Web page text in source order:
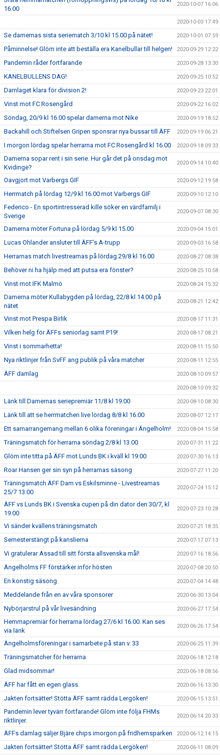
16.00
2020-10-07 16:06
2020-10-03 17:49
Se damernas sista seriematch 3/10 kl 15.00 på nätet! 2020-10-01 07:59
Påminnelse! Glöm inte att beställa era Kanelbullar till helgen! 2020-09-29 12:22
Pandemin råder fortfarande 2020-09-28 13:30
KANELBULLENS DAG! 2020-09-25 10:52
Damlaget klara för division 2! 2020-09-23 22:01
Vinst mot FC Rosengård 2020-09-22 16:02
Söndag, 20/9 kl 16.00 spelar damerna mot Nike 2020-09-19 18:52
Backahill och Stiftelsen Gripen sponsrar nya bussar till ÄFF 2020-09-19 06:21
I morgon lördag spelar herrarna mot FC Rosengård kl 16.00 2020-09-18 09:33
Damerna sopar rent i sin serie. Hur går det på onsdag mot
Kvidinge?
2020-09-14 10:40
Oavgjort mot Varbergs GIF 2020-09-12 19:58
Herrmatch på lördag 12/9 kl 16.00 mot Varbergs GIF 2020-09-10 12:10
Federico - En sportintresserad kille söker en värdfamilj i
Sverige
2020-09-07 08:30
Damerna möter Fortuna på lördag 5/9 kl 15.00 2020-09-04 15:01
Lucas Ohlander ansluter till ÄFF’s A-trupp 2020-09-03 16:58
Herrarnas match livestreamas på lördag 29/8 kl 16.00 2020-08-27 08:38
Behöver ni ha hjälp med att putsa era fönster? 2020-08-25 10:58
Vinst mot IFK Malmö 2020-08-24 15:32
Damerna möter Kullabygden på lördag, 22/8 kl 14.00 på
nätet
2020-08-21 12:42
Vinst mot Prespa Birlik 2020-08-17 11:31
Vilken helg för ÄFFs seniorlag samt P19! 2020-08-17 08:21
Vinst i sommarhetta! 2020-08-11 15:50
Nya riktlinjer från SvFF ang publik på våra matcher 2020-08-11 12:55
ÄFF damlag 2020-08-10 09:57
2020-08-10 09:32
Länk till Damernas seriepremiär 11/8 kl 19.00 2020-08-10 08:30
Länk till att se herrmatchen live lördag 8/8 kl 16.00 2020-08-07 12:17
Ett samarrangemang mellan 6 olika föreningar i Ängelholm! 2020-08-04 15:58
Träningsmatch för herrarna söndag 2/8 kl 13.00 2020-07-31 11:22
Glöm inte titta på ÄFF mot Lunds BK i kväll kl 19:00 2020-07-30 16:13
Roar Hansen ger sin syn på herrarnas säsong 2020-07-27 11:20
Träningsmatch ÄFF Dam vs Eskilsminne - Livestreamas
25/7 13:00
2020-07-24 15:12
ÄFF vs Lunds BK i Svenska cupen på din dator den 30/7, kl
19:00
2020-07-23 10:28
Vi sänder kvällens träningsmatch 2020-07-21 18:35
Semesterstängt på kanslierna 2020-07-17 07:13
Vi gratulerar Assad till sitt första allsvenska mål! 2020-07-16 18:56
Ängelholms FF förstärker inför hösten 2020-07-08 20:50
En konstig säsong 2020-07-04 14:48
Meddelande från en av våra sponsorer 2020-06-30 13:04
Nybörjarstrul på vår livesändning 2020-06-27 17:54
Hemmapremiär för herrarna lördag 27/6 kl 16.00. Kan ses
via länk
2020-06-26 17:54
Ängelholmsföreningar i samarbete på stan v. 33 2020-06-25 11:39
Träningsmatcher för herrarna 2020-06-18 12:18
Glad midsommar! 2020-06-18 08:56
ÄFF har fått en egen glass. 2020-06-16 13:30
Jakten fortsätter! Stötta ÄFF samt rädda Lergöken! 2020-06-15 13:51
Pandemin lever tyvärr fortfarande! Glöm inte följa FHMs
riktlinjer.
2020-06-14 20:33
ÄFFs damlag säljer Bjäre chips imorgon på fridhemsparken 2020-06-12 14:15
Jakten fortsätter! Stötta ÄFF samt rädda Lergöken! 2020-06-11 08:09